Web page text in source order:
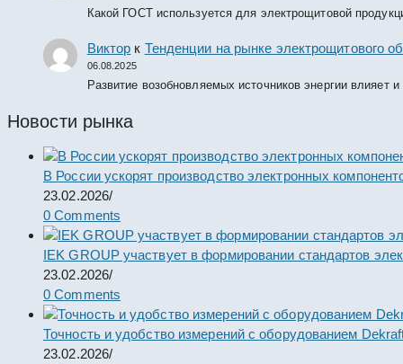
Какой ГОСТ используется для электрощитовой
Виктор к Тенденции на рынке электрощитового
06.08.2025
Развитие возобновляемых источников энергии влияет
Новости рынка
В России ускорят производство электронных
23.02.2026/
0 Comments
IEK GROUP участвует в формировании стандартов
23.02.2026/
0 Comments
Точность и удобство измерений с оборудованием
23.02.2026/